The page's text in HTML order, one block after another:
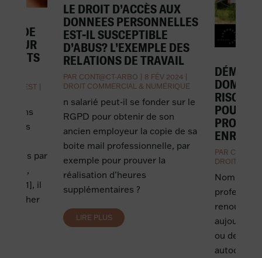
DE
POUR
PRIEST
par
[1], il
pencher
LE DROIT D’ACCÈS AUX
DONNEES PERSONNELLES
EST-IL SUSCEPTIBLE
D’ABUS? L’EXEMPLE DES
RELATIONS DE TRAVAIL
PAR CONT@CT-ARBO | 8 FÉV 2024 |
DROIT COMMERCIAL & NUMÉRIQUE
n salarié peut-il se fonder sur le
RGPD pour obtenir de son
ancien employeur la copie de sa
boite mail professionnelle, par
exemple pour prouver la
réalisation d’heures
supplémentaires ?
LIRE PLUS
POUR
ENR ?
PAR
DROIT
Nombreux
ou des